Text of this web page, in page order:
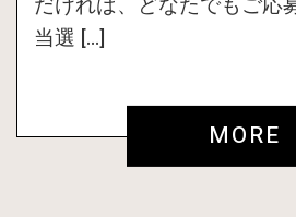
当選 […]
MORE